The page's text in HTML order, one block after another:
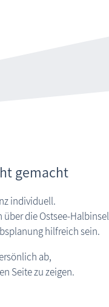
gemacht
individuell.
die Ostsee-
hilfreich sein.
ab,
Seite zu zeigen.